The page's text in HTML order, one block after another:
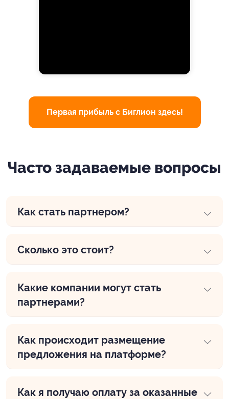
Первая прибыль с Биглион здесь!
Часто задаваемые вопросы
Как стать партнером?
Сколько это стоит?
Какие компании могут стать
партнерами?
Как происходит размещение
предложения на платформе?
Как я получаю оплату за оказанные